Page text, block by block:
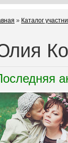
» Каталог